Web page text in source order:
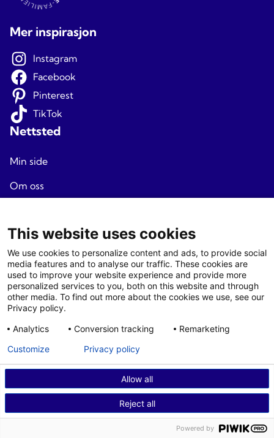
Mer inspirasjon
Instagram
Facebook
Pinterest
TikTok
Nettsted
Min side
Om oss
Personvern
Nyhetsbrev
Endre cookie samtykke
Agenter
Logg inn
Agent - villkår
© 2026 Fjord Travel Norway AS
Org. Nr. 932 214 318
This website uses cookies
We use cookies to personalize content and ads, to provide social
media features and to analyse our traffic. These cookies are
used to improve your website experience and provide more
personalized services to you, both on this website and through
other media. To find out more about the cookies we use, see our
Privacy policy.
Analytics
Conversion tracking Remarketing
Allow all
Reject all
Customize Privacy policy
Powered by